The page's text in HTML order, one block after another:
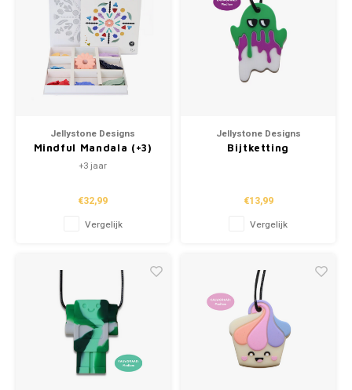
Jellystone Designs
Mindful Mandala (+3)
+3 jaar
€32,99
Vergelijk
Jellystone Designs
Bijtketting
€13,99
Vergelijk